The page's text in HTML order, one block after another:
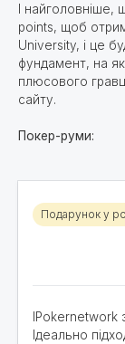
І
points, щоб
University, і це
фундамент, на
плюсового
сайту.
Покер-руми:
Подарунок у
Ідеально